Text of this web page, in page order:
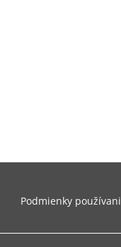
Podmienky